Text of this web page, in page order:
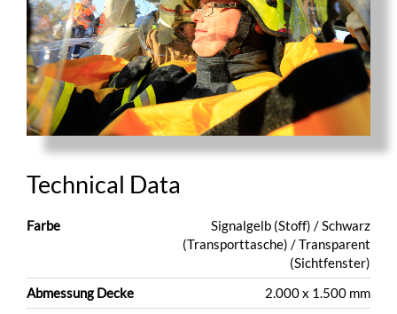
Technical Data
Farbe
Signalgelb (Stoff) / Schwarz
(Transporttasche) / Transparent
(Sichtfenster)
Abmessung Decke
2.000 x 1.500 mm